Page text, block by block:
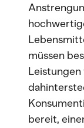
müssen
Leistungen
bereit,